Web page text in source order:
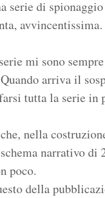
serie di
mi sono
arriva il
tutta la serie in
nella
narrativo di
poco.
della